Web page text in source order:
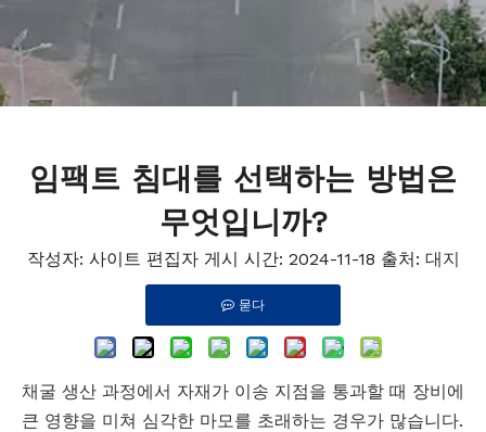
임팩트 침대를 선택하는 방법은
무엇입니까?
작성자: 사이트 편집자 게시 시간: 2024-11-18 출처: 대지
묻다
채굴 생산 과정에서 자재가 이송 지점을 통과할 때 장비에
큰 영향을 미쳐 심각한 마모를 초래하는 경우가 많습니다.